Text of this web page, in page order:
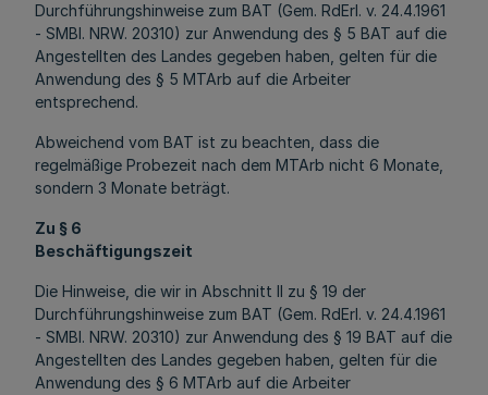
Durchführungshinweise zum BAT (Gem. RdErl. v. 24.4.1961
- SMBl. NRW. 20310) zur Anwendung des § 5 BAT auf die
Angestellten des Landes gegeben haben, gelten für die
Anwendung des § 5 MTArb auf die Arbeiter
entsprechend.
Abweichend vom BAT ist zu beachten, dass die
regelmäßige Probezeit nach dem MTArb nicht 6 Monate,
sondern 3 Monate beträgt.
Zu § 6
Beschäftigungszeit
Die Hinweise, die wir in Abschnitt II zu § 19 der
Durchführungshinweise zum BAT (Gem. RdErl. v. 24.4.1961
- SMBl. NRW. 20310) zur Anwendung des § 19 BAT auf die
Angestellten des Landes gegeben haben, gelten für die
Anwendung des § 6 MTArb auf die Arbeiter